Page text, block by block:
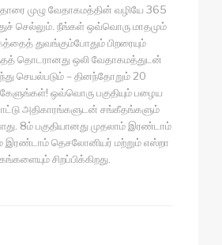
முழு வேதாகமத்தின் வழியே 365
செல்லும். நீங்கள் ஒவ்வொரு மாதமும்
துவங்கும்போதும் பிறரையும்
தொடரானது ஒலி வேதாகமத்துடன்
செயல்படும் – தினந்தோறும் 20
கேளுங்கள்! ஒவ்வொரு பகுதியும் பழைய
அதிகாரங்களுடன் சங்கீதங்களும்
8ம் பகுதியானது முதலாம் இரண்டாம்
இரண்டாம் தெசலோனியர் மற்றும் எஸ்றா
சிறப்பிக்கிறது.